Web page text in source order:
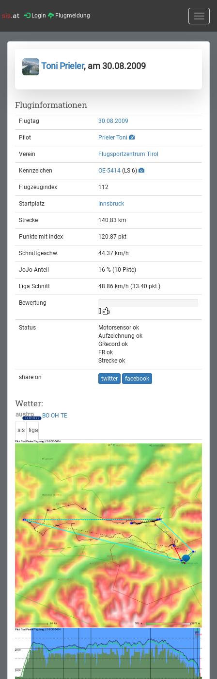
Login Flugmeldung
Toggle
Toni Prieler, am 30.08.2009
Fluginformationen
Flugtag 30.08.2009
Pilot Prieler Toni
Verein Flugsportzentrum Tirol
Kennzeichen OE-5414 (LS 6)
Flugzeugindex 112
Startplatz Innsbruck
Strecke 140.83 km
Punkte mit Index 120.87 pkt
Schnittgeschw. 44.37 km/h
JoJo-Anteil 16 % (10 Pkte)
Liga Schnitt 48.86 km/h (33.40 pkt )
Bewertung
Status
Motorsensor ok
Aufzeichnung ok
GRecord ok
FR ok
Strecke ok
share on twitter facebook
Wetter:
BO OH TE
sis liga